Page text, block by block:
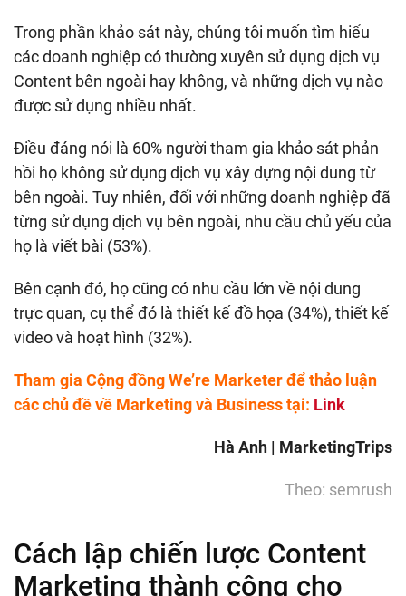
Trong phần khảo sát này, chúng tôi muốn tìm hiểu
các doanh nghiệp có thường xuyên sử dụng dịch vụ
Content bên ngoài hay không, và những dịch vụ nào
được sử dụng nhiều nhất.
Điều đáng nói là 60% người tham gia khảo sát phản
hồi họ không sử dụng dịch vụ xây dựng nội dung từ
bên ngoài. Tuy nhiên, đối với những doanh nghiệp đã
từng sử dụng dịch vụ bên ngoài, nhu cầu chủ yếu của
họ là viết bài (53%).
Bên cạnh đó, họ cũng có nhu cầu lớn về nội dung
trực quan, cụ thể đó là thiết kế đồ họa (34%), thiết kế
video và hoạt hình (32%).
Tham gia Cộng đồng We’re Marketer để thảo luận
các chủ đề về Marketing và Business tại: Link
Hà Anh | MarketingTrips
Theo: semrush
Cách lập chiến lược Content
Marketing thành công cho